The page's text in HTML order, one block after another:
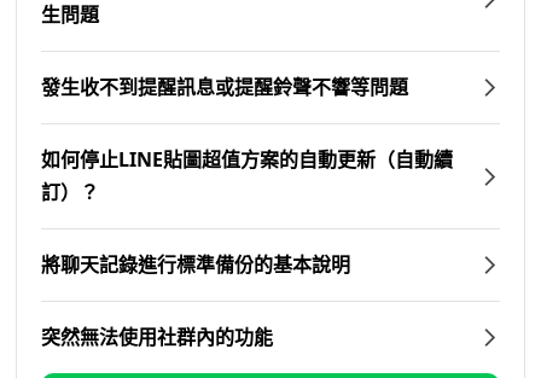
生問題
發生收不到提醒訊息或提醒鈴聲不響等問題
如何停止LINE貼圖超值方案的自動更新（自動續
訂）？
將聊天記錄進行標準備份的基本說明
突然無法使用社群內的功能